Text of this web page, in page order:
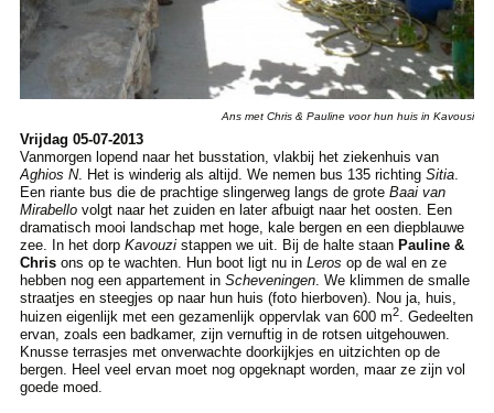
Ans met Chris & Pauline voor hun huis in Kavousi
Vrijdag 05-07-2013
Vanmorgen lopend naar het busstation, vlakbij het ziekenhuis van
Aghios N. Het is winderig als altijd. We nemen bus 135 richting Sitia.
Een riante bus die de prachtige slingerweg langs de grote Baai van
Mirabellovolgt naar het zuiden en later afbuigt naar het oosten. Een
dramatisch mooi landschap met hoge, kale bergen en een diepblauwe
zee. In het dorp Kavouzistappen we uit. Bij de halte staan Pauline &
Chrisons op te wachten. Hun boot ligt nu in Leros op de wal en ze
hebben nog een appartement inScheveningen. We klimmen de smalle
straatjes en steegjes op naar hun huis (foto hierboven). Nou ja, huis,
huizen eigenlijk met een gezamenlijk oppervlak van 600 m2. Gedeelten
ervan, zoals een badkamer, zijn vernuftig in de rotsen uitgehouwen.
Knusse terrasjes met onverwachte doorkijkjes en uitzichten op de
bergen. Heel veel ervan moet nog opgeknapt worden, maar ze zijn vol
goede moed.